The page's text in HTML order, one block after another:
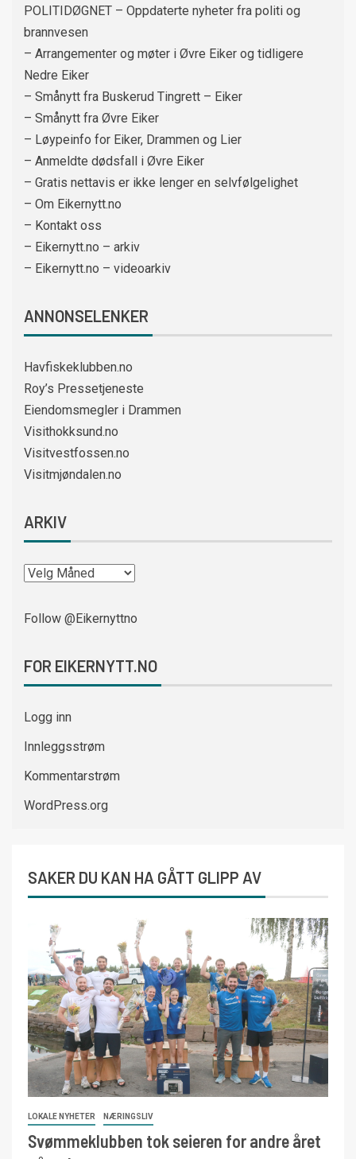
POLITIDØGNET – Oppdaterte nyheter fra politi og
brannvesen
– Arrangementer og møter i Øvre Eiker og tidligere
Nedre Eiker
– Smånytt fra Buskerud Tingrett – Eiker
– Smånytt fra Øvre Eiker
– Løypeinfo for Eiker, Drammen og Lier
– Anmeldte dødsfall i Øvre Eiker
– Gratis nettavis er ikke lenger en selvfølgelighet
– Om Eikernytt.no
– Kontakt oss
– Eikernytt.no – arkiv
– Eikernytt.no – videoarkiv
ANNONSELENKER
Havfiskeklubben.no
Roy’s Pressetjeneste
Eiendomsmegler i Drammen
Visithokksund.no
Visitvestfossen.no
Visitmjøndalen.no
ARKIV
Follow @Eikernyttno
FOR EIKERNYTT.NO
Logg inn
Innleggsstrøm
Kommentarstrøm
WordPress.org
SAKER DU KAN HA GÅTT GLIPP AV
LOKALE NYHETER NÆRINGSLIV
Svømmeklubben tok seieren for andre året